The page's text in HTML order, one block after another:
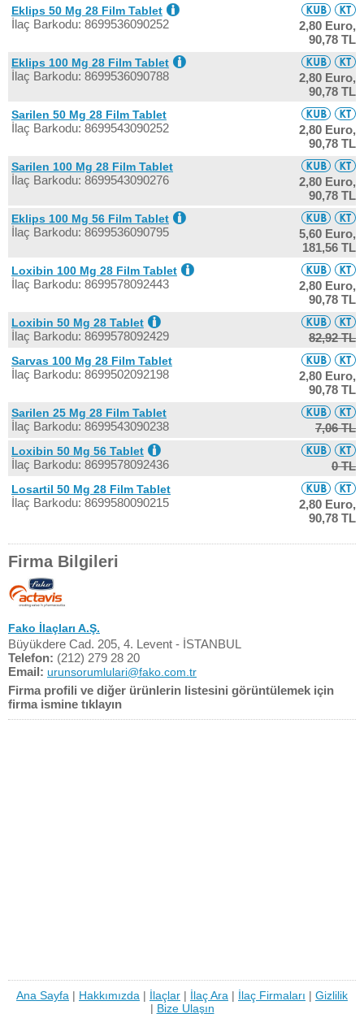
Eklips 50 Mg 28 Film Tablet
İlaç Barkodu: 8699536090252
2,80 Euro,
90,78 TL
Eklips 100 Mg 28 Film Tablet
İlaç Barkodu: 8699536090788
2,80 Euro,
90,78 TL
Sarilen 50 Mg 28 Film Tablet
İlaç Barkodu: 8699543090252
2,80 Euro,
90,78 TL
Sarilen 100 Mg 28 Film Tablet
İlaç Barkodu: 8699543090276
2,80 Euro,
90,78 TL
Eklips 100 Mg 56 Film Tablet
İlaç Barkodu: 8699536090795
5,60 Euro,
181,56 TL
Loxibin 100 Mg 28 Film Tablet
İlaç Barkodu: 8699578092443
2,80 Euro,
90,78 TL
Loxibin 50 Mg 28 Tablet
İlaç Barkodu: 8699578092429 82,92 TL
Sarvas 100 Mg 28 Film Tablet
İlaç Barkodu: 8699502092198
2,80 Euro,
90,78 TL
Sarilen 25 Mg 28 Film Tablet
İlaç Barkodu: 8699543090238 7,06 TL
Loxibin 50 Mg 56 Tablet
İlaç Barkodu: 8699578092436 0 TL
Losartil 50 Mg 28 Film Tablet
İlaç Barkodu: 8699580090215
2,80 Euro,
90,78 TL
Firma Bilgileri
Fako İlaçları A.Ş.
Büyükdere Cad. 205, 4. Levent - İSTANBUL
Telefon: (212) 279 28 20
Email: urunsorumlulari@fako.com.tr
Firma profili ve diğer ürünlerin listesini görüntülemek için
firma ismine tıklayın
Ana Sayfa | Hakkımızda | İlaçlar | İlaç Ara | İlaç Firmaları | Gizlilik
| Bize Ulaşın